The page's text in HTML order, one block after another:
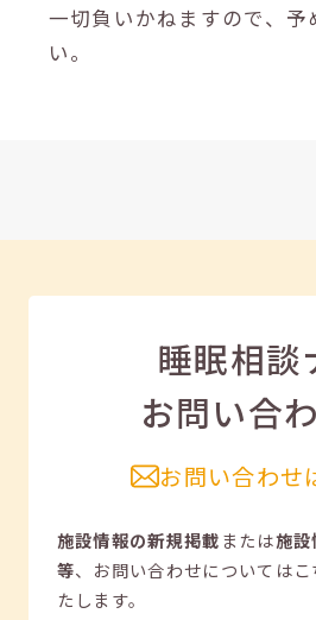
一切負いかねますので、予
い。
睡眠相談
お問い合
お問い合わせ
施設情報の新規掲載または施
等、 お問い合わせについては
たします。